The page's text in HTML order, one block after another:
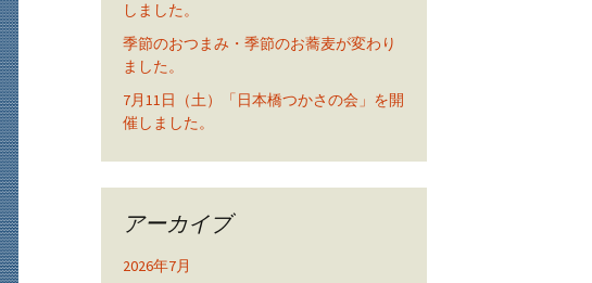
しました。
季節のおつまみ・季節のお蕎麦が変わり
ました。
7月11日（土）「日本橋つかさの会」を開
催しました。
アーカイブ
2026年7月